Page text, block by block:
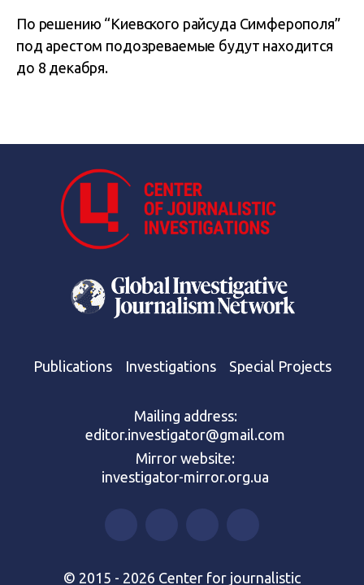
По решению “Киевского райсуда Симферополя”
под арестом подозреваемые будут находится
до 8 декабря.
Publications Investigations Special Projects
Mailing address:
editor.investigator@gmail.com
Mirror website:
investigator-mirror.org.ua
© 2015 - 2026 Center for journalistic